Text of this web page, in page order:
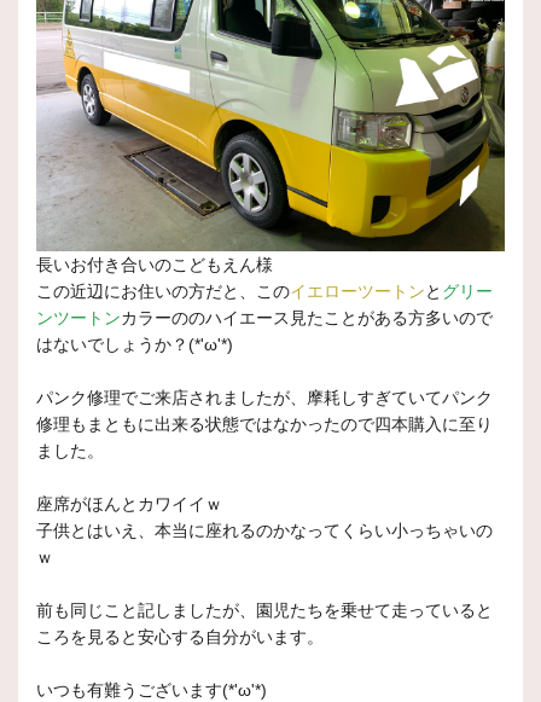
長いお付き合いのこどもえん様
この近辺にお住いの方だと、このイエローツートンと グリー
ンツートンカラーののハイエース見たことがある方多いので
はないでしょうか？(*'ω'*)
パンク修理でご来店されましたが、摩耗しすぎていてパンク
修理もまともに出来る状態ではなかったので四本購入に至り
ました。
座席がほんとカワイイｗ
子供とはいえ、本当に座れるのかなってくらい小っちゃいの
ｗ
前も同じこと記しましたが、園児たちを乗せて走っていると
ころを見ると安心する自分がいます。
いつも有難うございます(*'ω'*)